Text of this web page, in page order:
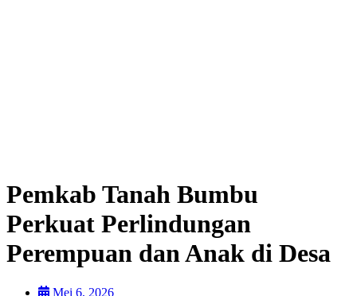
Pemkab Tanah Bumbu
Perkuat Perlindungan
Perempuan dan Anak di Desa
Mei 6, 2026